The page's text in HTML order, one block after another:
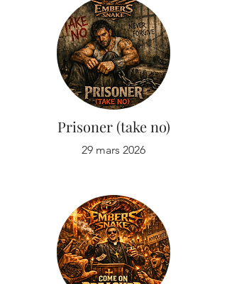
Prisoner (take no)
29 mars 2026